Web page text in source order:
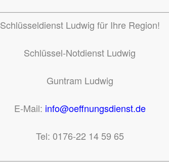
Schlüsseldienst Ludwig für Ihre Region!
Schlüssel-Notdienst Ludwig
Guntram Ludwig
E-Mail: info@oeffnungsdienst.de
Tel: 0176-22 14 59 65